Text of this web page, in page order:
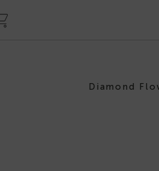
Diamond